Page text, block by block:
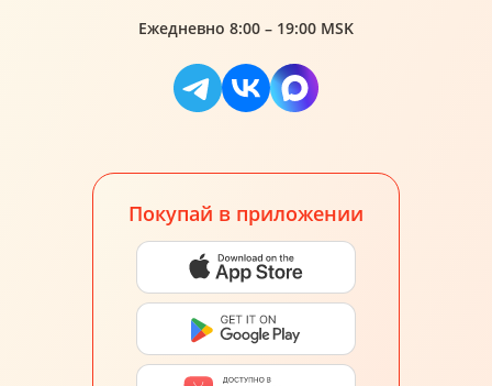
Ежедневно 8:00 – 19:00 MSK
Покупай в приложении